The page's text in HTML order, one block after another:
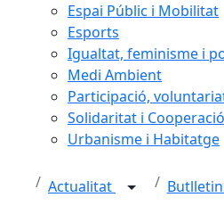
Espai Públic i Mobilitat
Esports
Igualtat, feminisme i
Medi Ambient
Participació,
Solidaritat i Cooperació
Urbanisme i Habitatge
Actualitat